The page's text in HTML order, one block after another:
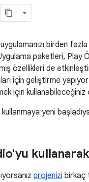
birden
paketleri, Play
özellikleri de
için geliştirme
için
yeni
projenizi birkaç